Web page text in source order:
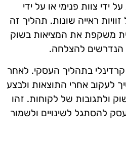
ידי צוות פנימי או על ידי
זוויות ראייה שונות. תהליך זה
משקפת את המציאות בשוק
הנדרשים להצלחה.
קרדינלי בתהליך העסקי. לאחר
לעקוב אחרי התוצאות ולבצע
ולתגובות של לקוחות. זהו
להסתגל לשינויים ולשמור